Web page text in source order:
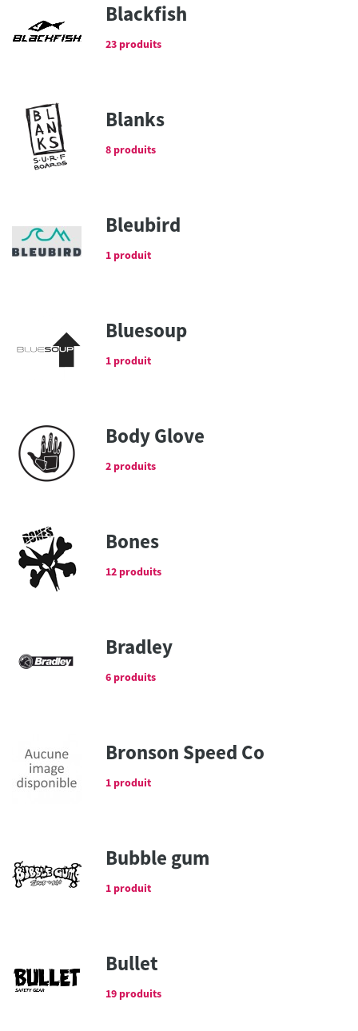
Blackfish
23 produits
Blanks
8 produits
Bleubird
1 produit
Bluesoup
1 produit
Body Glove
2 produits
Bones
12 produits
Bradley
6 produits
Bronson Speed Co
1 produit
Bubble gum
1 produit
Bullet
19 produits